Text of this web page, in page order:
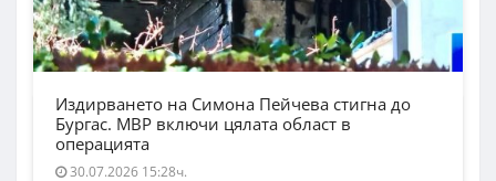
Издирването на Симона Пейчева стигна до
Бургас. МВР включи цялата област в
операцията
30.07.2026 15:28ч.